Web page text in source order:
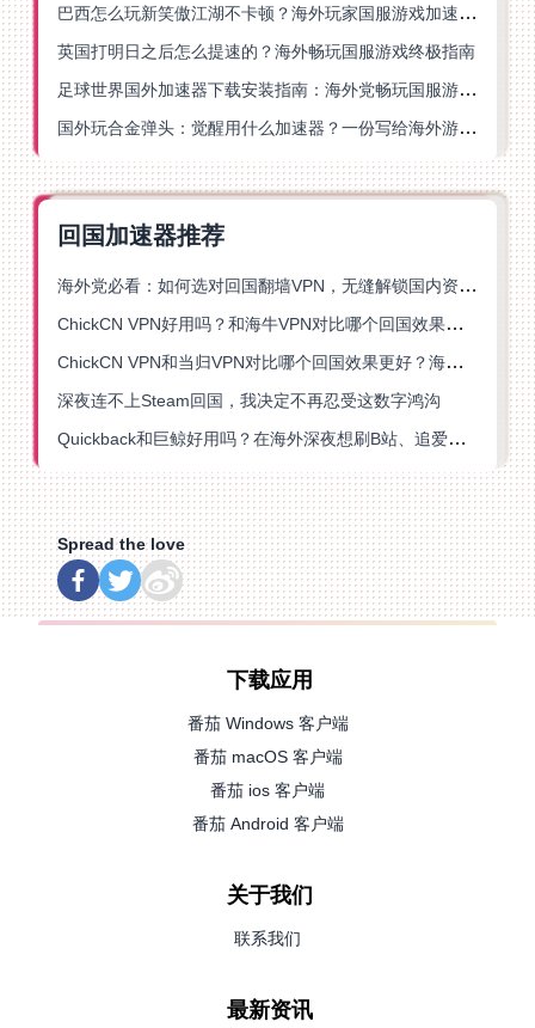
巴西怎么玩新笑傲江湖不卡顿？海外玩家国服游戏加速终极指南（附猫和老鼠一梦江湖实测）
英国打明日之后怎么提速的？海外畅玩国服游戏终极指南
足球世界国外加速器下载安装指南：海外党畅玩国服游戏的终极解决方案
国外玩合金弹头：觉醒用什么加速器？一份写给海外游子的畅玩指南
回国加速器推荐
海外党必看：如何选对回国翻墙VPN，无缝解锁国内资源？
ChickCN VPN好用吗？和海牛VPN对比哪个回国效果更好？
ChickCN VPN和当归VPN对比哪个回国效果更好？海外党亲测后选了它
深夜连不上Steam回国，我决定不再忍受这数字鸿沟
Quickback和巨鲸好用吗？在海外深夜想刷B站、追爱奇艺的你，或许正需要这份答案
Spread the love
下载应用
番茄 Windows 客户端
番茄 macOS 客户端
番茄 ios 客户端
番茄 Android 客户端
关于我们
联系我们
最新资讯